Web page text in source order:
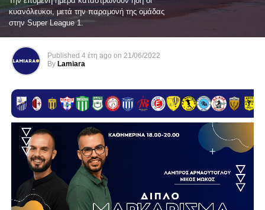
κυανόλευκοι, μετά την παραμονή της ομάδας
στην Super League 1.
Published 4 έτη ago on 21/06/2022
By Lamiara